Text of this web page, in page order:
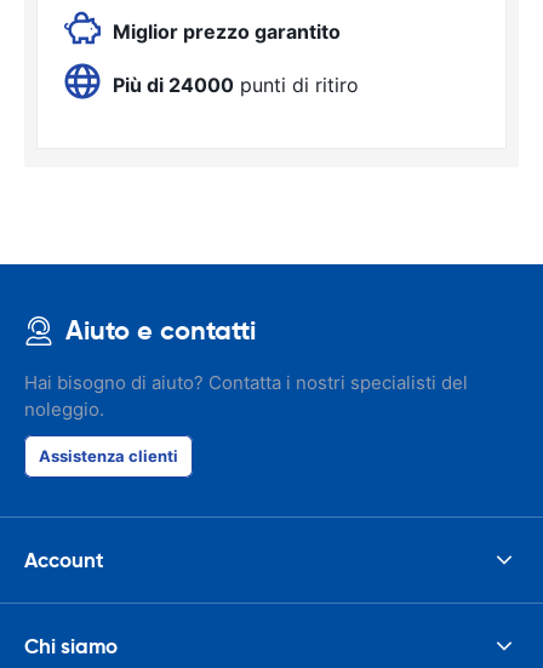
Miglior prezzo garantito
Più di 24000 punti di ritiro
Aiuto e contatti
Hai bisogno di aiuto? Contatta i nostri specialisti del
noleggio.
Assistenza clienti
Account
Chi siamo